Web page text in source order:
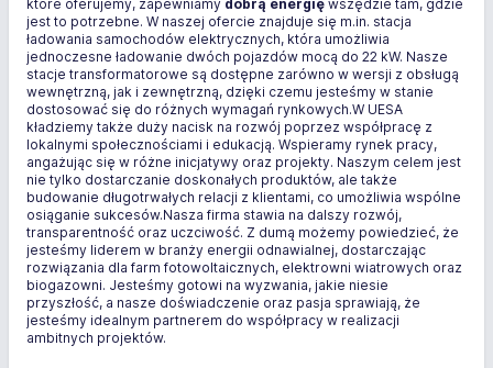
które oferujemy, zapewniamy dobrą energię wszędzie tam, gdzie
jest to potrzebne. W naszej ofercie znajduje się m.in. stacja
ładowania samochodów elektrycznych, która umożliwia
jednoczesne ładowanie dwóch pojazdów mocą do 22 kW. Nasze
stacje transformatorowe są dostępne zarówno w wersji z obsługą
wewnętrzną, jak i zewnętrzną, dzięki czemu jesteśmy w stanie
dostosować się do różnych wymagań rynkowych.W UESA
kładziemy także duży nacisk na rozwój poprzez współpracę z
lokalnymi społecznościami i edukacją. Wspieramy rynek pracy,
angażując się w różne inicjatywy oraz projekty. Naszym celem jest
nie tylko dostarczanie doskonałych produktów, ale także
budowanie długotrwałych relacji z klientami, co umożliwia wspólne
osiąganie sukcesów.Nasza firma stawia na dalszy rozwój,
transparentność oraz uczciwość. Z dumą możemy powiedzieć, że
jesteśmy liderem w branży energii odnawialnej, dostarczając
rozwiązania dla farm fotowoltaicznych, elektrowni wiatrowych oraz
biogazowni. Jesteśmy gotowi na wyzwania, jakie niesie
przyszłość, a nasze doświadczenie oraz pasja sprawiają, że
jesteśmy idealnym partnerem do współpracy w realizacji
ambitnych projektów.